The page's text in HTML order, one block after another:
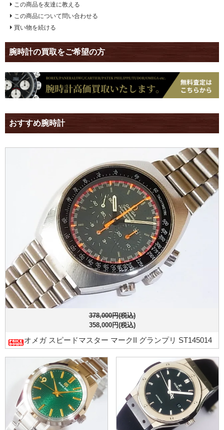
この商品を友達に教える
この商品について問い合わせる
買い物を続ける
腕時計の買取をご希望の方
おすすめ腕時計
378,000円(税込)
358,000円(税込)
オメガ スピードマスター マークII グランプリ ST145014